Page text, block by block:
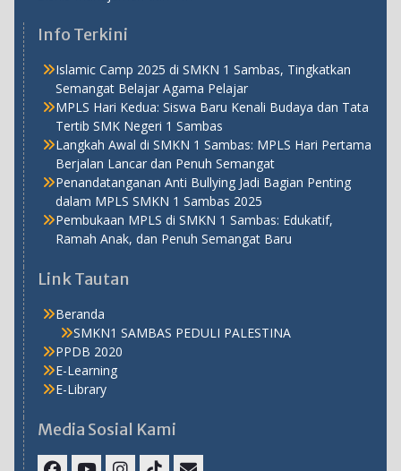
Info Terkini
Islamic Camp 2025 di SMKN 1 Sambas, Tingkatkan
Semangat Belajar Agama Pelajar
MPLS Hari Kedua: Siswa Baru Kenali Budaya dan Tata
Tertib SMK Negeri 1 Sambas
Langkah Awal di SMKN 1 Sambas: MPLS Hari Pertama
Berjalan Lancar dan Penuh Semangat
Penandatanganan Anti Bullying Jadi Bagian Penting
dalam MPLS SMKN 1 Sambas 2025
Pembukaan MPLS di SMKN 1 Sambas: Edukatif,
Ramah Anak, dan Penuh Semangat Baru
Link Tautan
Beranda
SMKN1 SAMBAS PEDULI PALESTINA
PPDB 2020
E-Learning
E-Library
Media Sosial Kami